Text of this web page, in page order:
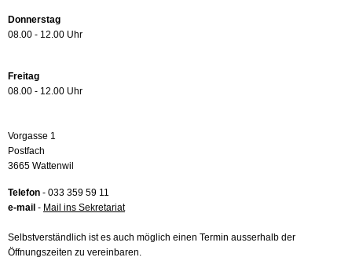
Donnerstag
08.00 - 12.00 Uhr
Freitag
08.00 - 12.00 Uhr
Vorgasse 1
Postfach
3665 Wattenwil
Telefon - 033 359 59 11
e-mail - Mail ins Sekretariat
Selbstverständlich ist es auch möglich einen Termin ausserhalb der
Öffnungszeiten zu vereinbaren.